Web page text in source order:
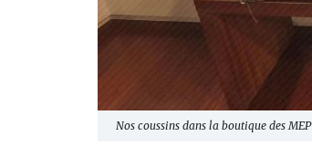
Nos coussins dans la boutique des MEP